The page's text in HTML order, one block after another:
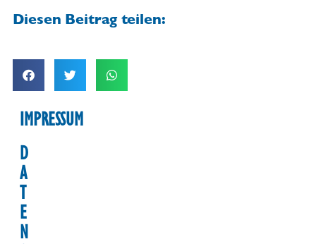
Diesen Beitrag teilen:
IMPRESSUM
D
A
T
E
N